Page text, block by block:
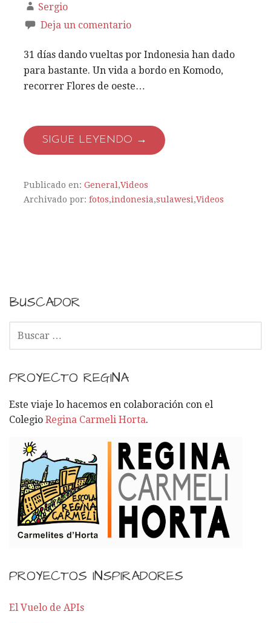
Sergio
Deja un comentario
31 días dando vueltas por Indonesia han dado
para bastante. Un vida a bordo en Komodo,
recorrer Flores de oeste…
SIGUE LEYENDO →
Publicado en: General ,Videos
Archivado por: fotos,indonesia,sulawesi,Videos
BUSCADOR
C
R
:
PROYECTO REGINA
Este viaje lo hacemos en colaboración con el
Colegio Regina Carmeli Horta.
PROYECTOS INSPIRADORES
El Vuelo de APIs